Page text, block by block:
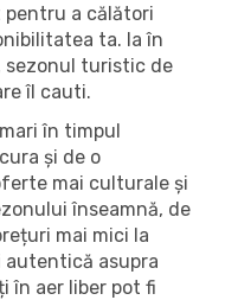
pentru a călători
ta. Ia în
sezonul turistic de
îl cauti.
în timpul
și de o
mai culturale și
înseamnă, de
mai mici la
autentică asupra
în aer liber pot fi